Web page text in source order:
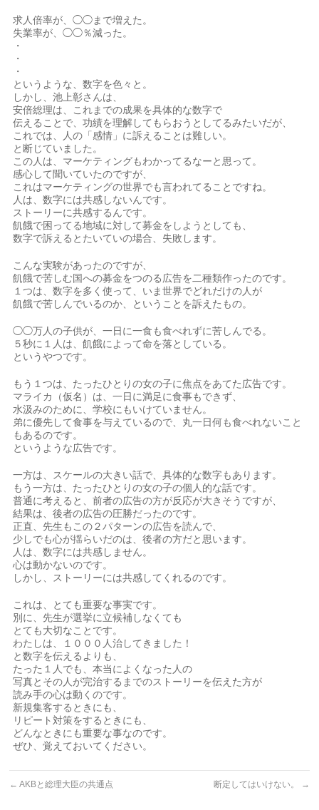
求人倍率が、◯◯まで増えた。
失業率が、◯◯％減った。
・
・
・
というような、数字を色々と。
しかし、池上彰さんは、
安倍総理は、これまでの成果を具体的な数字で
伝えることで、功績を理解してもらおうとしてるみたいだが、
これでは、人の「感情」に訴えることは難しい。
と断じていました。
この人は、マーケティングもわかってるなーと思って。
感心して聞いていたのですが、
これはマーケティングの世界でも言われてることですね。
人は、数字には共感しないんです。
ストーリーに共感するんです。
飢餓で困ってる地域に対して募金をしようとしても、
数字で訴えるとたいていの場合、失敗します。
こんな実験があったのですが、
飢餓で苦しむ国への募金をつのる広告を二種類作ったのです。
１つは、数字を多く使って、いま世界でどれだけの人が
飢餓で苦しんでいるのか、ということを訴えたもの。
◯◯万人の子供が、一日に一食も食べれずに苦しんでる。
５秒に１人は、飢餓によって命を落としている。
というやつです。
もう１つは、たったひとりの女の子に焦点をあてた広告です。
マライカ（仮名）は、一日に満足に食事もできず、
水汲みのために、学校にもいけていません。
弟に優先して食事を与えているので、丸一日何も食べれないこと
もあるのです。
というような広告です。
一方は、スケールの大きい話で、具体的な数字もあります。
もう一方は、たったひとりの女の子の個人的な話です。
普通に考えると、前者の広告の方が反応が大きそうですが、
結果は、後者の広告の圧勝だったのです。
正直、先生もこの２パターンの広告を読んで、
少しでも心が揺らいだのは、後者の方だと思います。
人は、数字には共感しません。
心は動かないのです。
しかし、ストーリーには共感してくれるのです。
これは、とても重要な事実です。
別に、先生が選挙に立候補しなくても
とても大切なことです。
わたしは、１０００人治してきました！
と数字を伝えるよりも、
たった１人でも、本当によくなった人の
写真とその人が完治するまでのストーリーを伝えた方が
読み手の心は動くのです。
新規集客するときにも、
リピート対策をするときにも、
どんなときにも重要な事なのです。
ぜひ、覚えておいてください。
← AKBと総理大臣の共通点 断定してはいけない。 →